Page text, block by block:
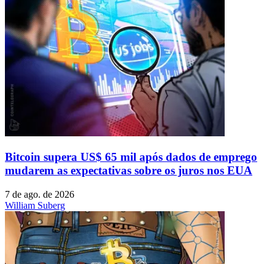
Bitcoin supera US$ 65 mil após dados de emprego
mudarem as expectativas sobre os juros nos EUA
7 de ago. de 2026
William Suberg